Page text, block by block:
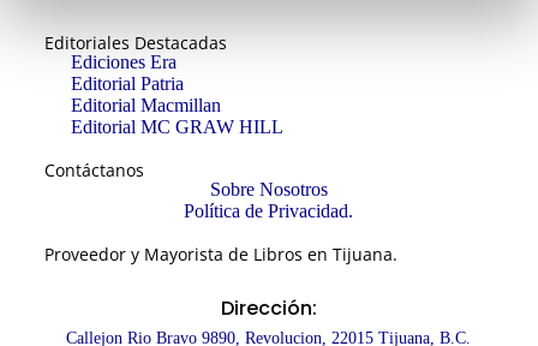
Editoriales Destacadas
Ediciones Era
Editorial Patria
Editorial Macmillan
Editorial MC GRAW HILL
Contáctanos
Sobre Nosotros
Política de Privacidad.
Proveedor y Mayorista de Libros en Tijuana.
Dirección:
Callejon Rio Bravo 9890, Revolucion, 22015 Tijuana, B.C.